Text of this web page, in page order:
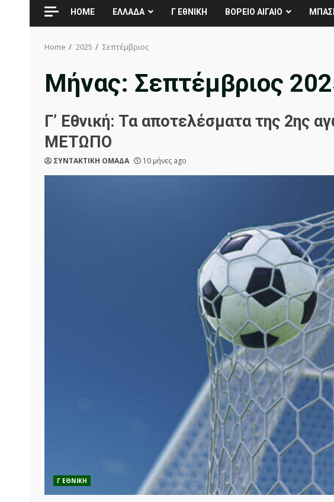
HOME ΕΛΛΑΔΑ Γ ΕθΝΙΚΗ ΒΟΡΕΙΟ ΑΙΓΑΙΟ
Home 2025 Σεπτέμβριος
Μήνας: Σεπτέμβριος
Γ’ Εθνική: Τα αποτελέσματα της 2ης
ΜΕΤΩΠΟ
ΣΥΝΤΑΚΤΙΚΗ ΟΜΑΔΑ 10 μήνες ago
Γ ΕΘΝΙΚΗ